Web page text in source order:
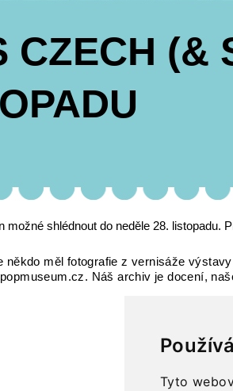
Tyto
CZECH (&
shlédnout do neděle 28. listopadu.
měl fotografie z vernisáže
Náš archiv je docení,